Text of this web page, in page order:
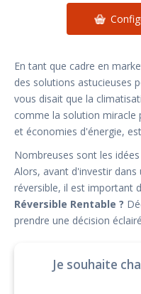
En tant que cadre en
des solutions astucieuses
vous disait que la
comme la solution
et économies d'énergie,
Nombreuses sont les
Alors, avant d'investir
réversible, il est important
Réversible Rentable ?
prendre une décision
Je souhaite